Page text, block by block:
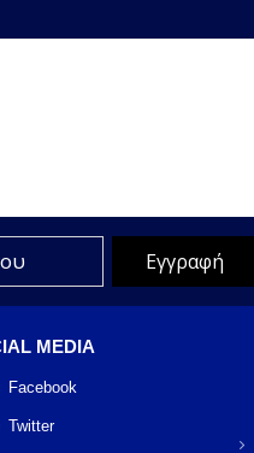
MEDIA
Facebook
Twitter